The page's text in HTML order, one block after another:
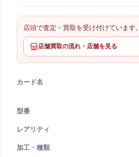
店頭で査定・買取を受け付けています。
店舗買取の流れ・店舗を見る
カード名
型番
レアリティ
加工・種類